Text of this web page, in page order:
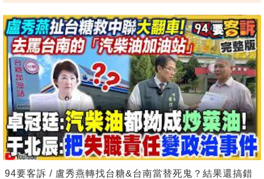
94要客訴 / 盧秀燕轉找台糖&台南當替死鬼？結果還搞錯